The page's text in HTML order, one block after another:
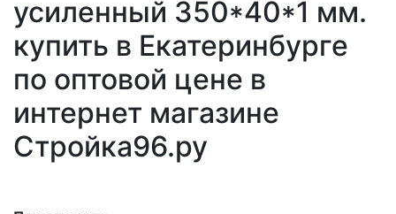
усиленный 350*40*1 мм.
купить в Екатеринбурге
по оптовой цене в
интернет магазине
Стройка96.ру